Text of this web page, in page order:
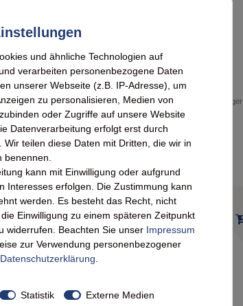
– 12
Amora Dijon Senf Fine et Forte – Kräftig-würziger
Dijon-Senf 430g
4,29 € *
*inkl. ges. MwSt.zzgl.Versandkosten
und ähnliche Technologien auf
verarbeiten personenbezogene Daten
unserer Webseite (z.B. IP-Adresse), um
zu personalisieren, Medien von
oder Zugriffe auf unsere Website
Datenverarbeitung erfolgt erst durch
Wir teilen diese Daten mit Dritten, die wir in
benennen.
kann mit Einwilligung oder aufgrund
Interesses erfolgen. Die Zustimmung kann
werden. Es besteht das Recht, nicht
Einwilligung zu einem späteren Zeitpunkt
widerrufen. Beachten Sie unser Impressum
zur Verwendung personenbezogener
Daten­schutz­erklärung
Statistik Externe Medien